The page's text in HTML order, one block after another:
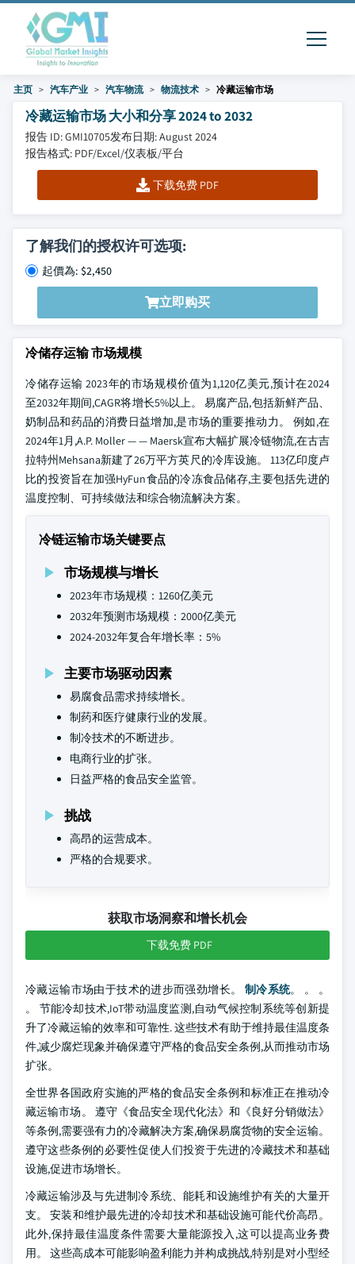
主页 汽车产业 汽车物流 物流技术 冷藏运输市场
冷藏运输市场 大小和分享 2024 to 2032
报告 ID: GMI10705发布日期: August 2024
报告格式: PDF/Excel/仪表板/平台
下载免费 PDF
了解我们的授权许可选项:
起價為: $2,450
立即购买
冷储存运输 市场规模
冷储存运输 2023年的市场规模价值为1,120亿美元,预计在2024
至2032年期间,CAGR将增长5%以上。 易腐产品,包括新鲜产品、
奶制品和药品的消费日益增加,是市场的重要推动力。 例如,在
2024年1月,A.P. Moller — — Maersk宣布大幅扩展冷链物流,在古吉
拉特州Mehsana新建了26万平方英尺的冷库设施。 113亿印度卢
比的投资旨在加强HyFun食品的冷冻食品储存,主要包括先进的
温度控制、可持续做法和综合物流解决方案。
冷链运输市场关键要点
市场规模与增长
2023年市场规模：1260亿美元
2032年预测市场规模：2000亿美元
2024-2032年复合年增长率：5%
主要市场驱动因素
易腐食品需求持续增长。
制药和医疗健康行业的发展。
制冷技术的不断进步。
电商行业的扩张。
日益严格的食品安全监管。
挑战
高昂的运营成本。
严格的合规要求。
获取市场洞察和增长机会
下载免费 PDF
冷藏运输市场由于技术的进步而强劲增长。 制冷系统。 。 。
。 节能冷却技术,IoT带动温度监测,自动气候控制系统等创新提
升了冷藏运输的效率和可靠性. 这些技术有助于维持最佳温度条
件,减少腐烂现象并确保遵守严格的食品安全条例,从而推动市场
扩张。
全世界各国政府实施的严格的食品安全条例和标准正在推动冷
藏运输市场。 遵守《食品安全现代化法》和《良好分销做法》
等条例,需要强有力的冷藏解决方案,确保易腐货物的安全运输。
遵守这些条例的必要性促使人们投资于先进的冷藏技术和基础
设施,促进市场增长。
冷藏运输涉及与先进制冷系统、能耗和设施维护有关的大量开
支。 安装和维护最先进的冷却技术和基础设施可能代价高昂。
此外,保持最佳温度条件需要大量能源投入,这可以提高业务费
用。 这些高成本可能影响盈利能力并构成挑战,特别是对小型经